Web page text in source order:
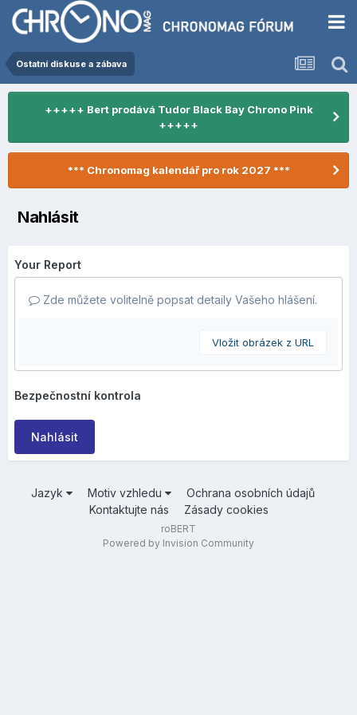
Ostatní diskuse a zábava
+++++ Bert prodává Tudor Black Bay Chrono Pink
+++++
*** Chronomag kalendář pro rok 2027 ***
Nahlásit
Your Report
Zde můžete volitelně popsat detaily Vašeho hlášení.
Vložit obrázek z URL
Bezpečnostní kontrola
Nahlásit
Jazyk Motiv vzhledu
Ochrana osobních údajů
Kontaktujte nás
Zásady cookies
roBERT
Powered by Invision Community